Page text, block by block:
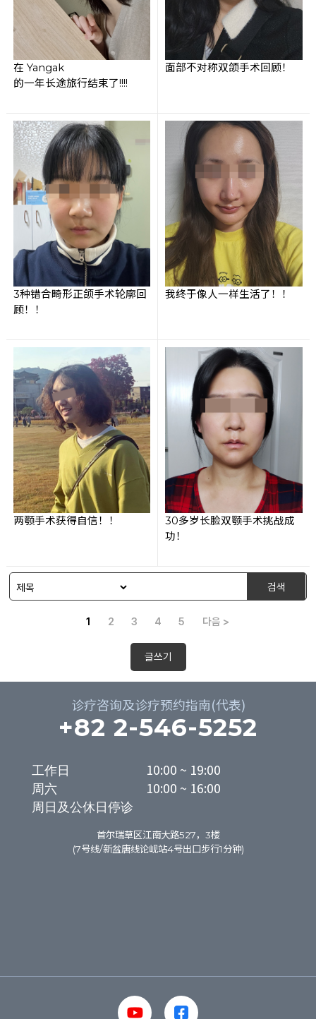
在 Yangak
的一年长途旅行结束了!!!!
面部不对称双颌手术回顾！
3种错合畸形正颌手术轮廓回
顾！！
我终于像人一样生活了！！
两颚手术获得自信！！
30多岁长脸双颚手术挑战成
功！
검색
1 2 3 4 5 다음 >
글쓰기
诊疗咨询及诊疗预约指南(代表)
+82 2-546-5252
工作日
周六
周日及公休日停诊
10:00 ~ 19:00
10:00 ~ 16:00
首尔瑞草区江南大路527，3楼
(7号线/新盆唐线论岘站4号出口步行1分钟)